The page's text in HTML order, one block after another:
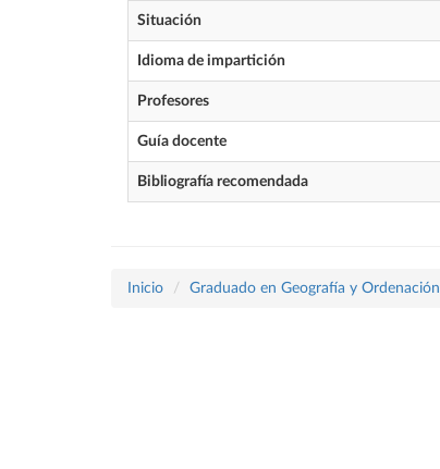
Situación
Idioma de impartición
Profesores
Guía docente
Bibliografía recomendada
Inicio Graduado en Geografía y